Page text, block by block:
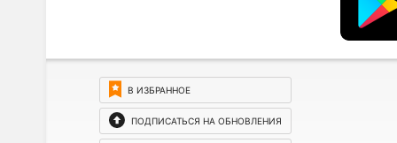
В ИЗБРАННОЕ
ПОДПИСАТЬСЯ НА ОБНОВЛЕНИЯ